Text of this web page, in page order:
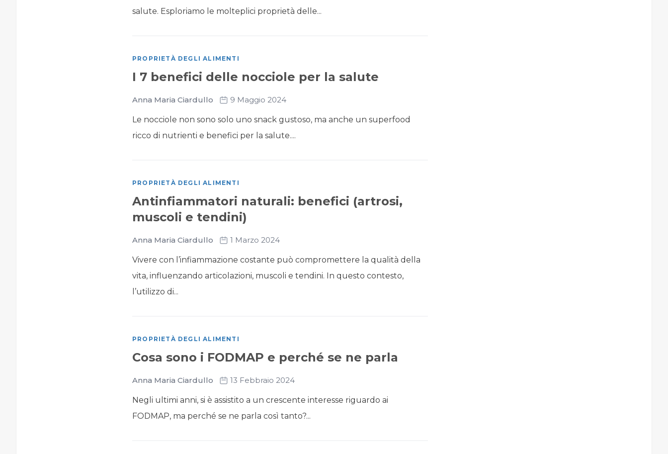
salute. Esploriamo le molteplici proprietà delle...
PROPRIETÀ DEGLI ALIMENTI
I 7 benefici delle nocciole per la salute
Anna Maria Ciardullo 9 Maggio 2024
Le nocciole non sono solo uno snack gustoso, ma anche un superfood
ricco di nutrienti e benefici per la salute....
PROPRIETÀ DEGLI ALIMENTI
Antinfiammatori naturali: benefici (artrosi,
muscoli e tendini)
Anna Maria Ciardullo 1 Marzo 2024
Vivere con l’infiammazione costante può compromettere la qualità della
vita, influenzando articolazioni, muscoli e tendini. In questo contesto,
l’utilizzo di...
PROPRIETÀ DEGLI ALIMENTI
Cosa sono i FODMAP e perché se ne parla
Anna Maria Ciardullo 13 Febbraio 2024
Negli ultimi anni, si è assistito a un crescente interesse riguardo ai
FODMAP, ma perché se ne parla così tanto?...